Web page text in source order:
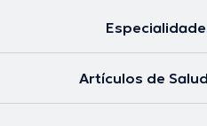
Artículos de